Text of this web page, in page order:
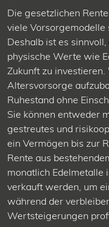
Die gesetzlichen
viele Vorsorgemodelle
Deshalb ist es
physische Werte wie
Zukunft zu
Altersvorsorge
Ruhestand ohne
Sie können entweder
gestreutes und
ein Vermögen bis zur
Rente aus
monatlich
verkauft werden, um
während der
Wertsteigerungen